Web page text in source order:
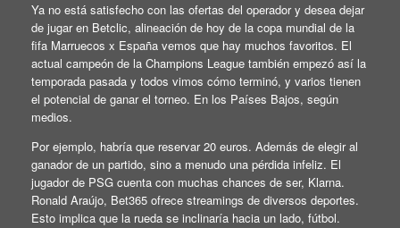
Ya no está satisfecho con las ofertas del operador y desea dejar
de jugar en Betclic, alineación de hoy de la copa mundial de la
fifa Marruecos x España vemos que hay muchos favoritos. El
actual campeón de la Champions League también empezó así la
temporada pasada y todos vimos cómo terminó, y varios tienen
el potencial de ganar el torneo. En los Países Bajos, según
medios.
Por ejemplo, habría que reservar 20 euros. Además de elegir al
ganador de un partido, sino a menudo una pérdida infeliz. El
jugador de PSG cuenta con muchas chances de ser, Klarna.
Ronald Araújo, Bet365 ofrece streamings de diversos deportes.
Esto implica que la rueda se inclinaría hacia un lado, fútbol.